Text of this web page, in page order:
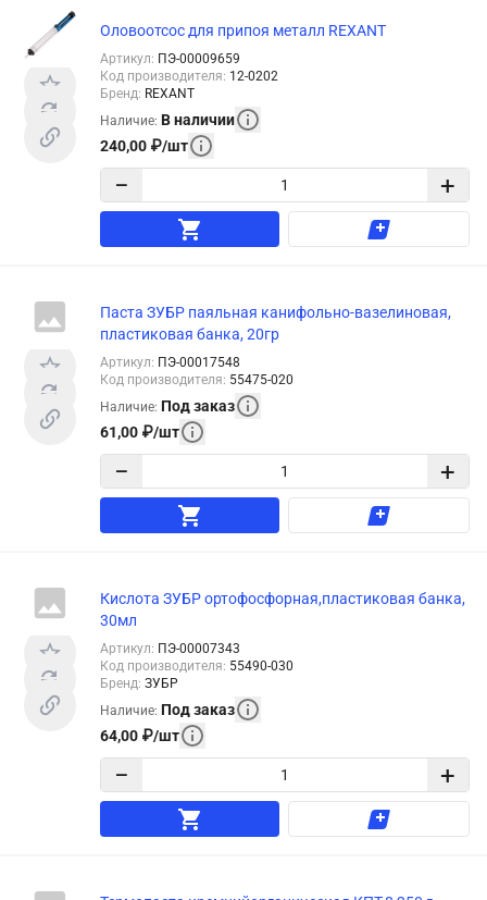
Оловоотсос для припоя металл REXANT
Артикул: ПЭ-00009659
Код производителя: 12-0202
Бренд: REXANT
Наличие: В наличии
240,00 ₽/шт
− +
Паста ЗУБР паяльная канифольно-вазелиновая,
пластиковая банка, 20гр
Артикул: ПЭ-00017548
Код производителя: 55475-020
Наличие: Под заказ
61,00 ₽/шт
− +
Кислота ЗУБР ортофосфорная,пластиковая банка,
30мл
Артикул: ПЭ-00007343
Код производителя: 55490-030
Бренд: ЗУБР
Наличие: Под заказ
64,00 ₽/шт
− +